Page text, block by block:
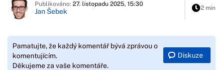
Publikováno: 27. listopadu 2025, 15:30
Jan Šebek 2 min
Pamatujte, že každý komentář bývá zprávou o
komentujícím.
Děkujeme za vaše komentáře.
Diskuze